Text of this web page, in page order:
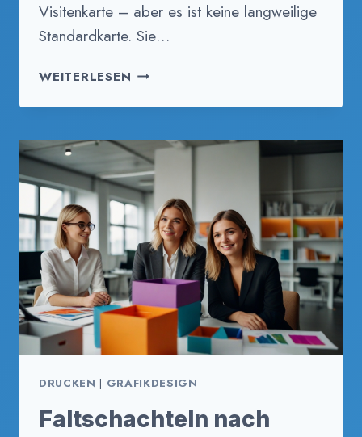
Visitenkarte – aber es ist keine langweilige
Standardkarte. Sie…
WEITERLESEN AUSGEFALLENE
IN
MODERNEN
GESCHÄFTSWELT
DRUCKEN | GRAFIKDESIGN
Faltschachteln nach